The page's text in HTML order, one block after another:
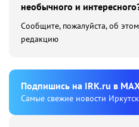
необычного и
Сообщите, пожалуйста, об
редакцию
Подпишиcь на IRK.ru в
Cамые свежие новости